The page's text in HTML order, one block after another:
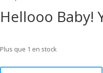
Hellooo Baby!
Plus que 1 en stock